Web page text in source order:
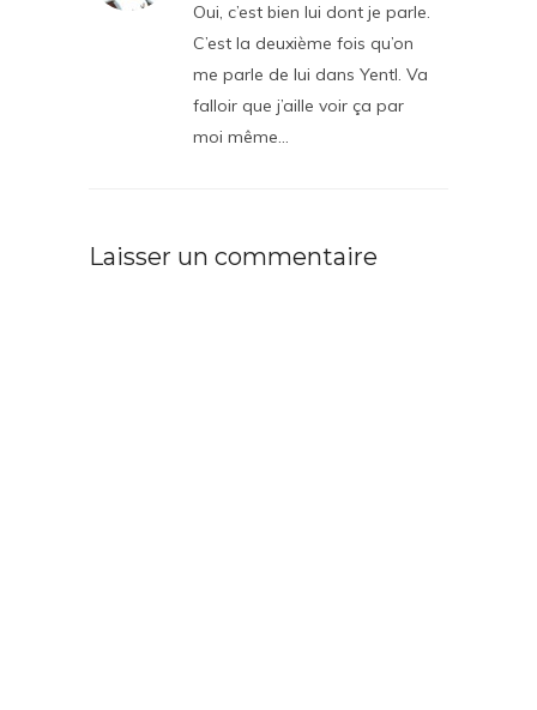
Oui, c’est bien lui dont je parle.
C’est la deuxième fois qu’on
me parle de lui dans Yentl. Va
falloir que j’aille voir ça par
moi même…
Laisser un commentaire